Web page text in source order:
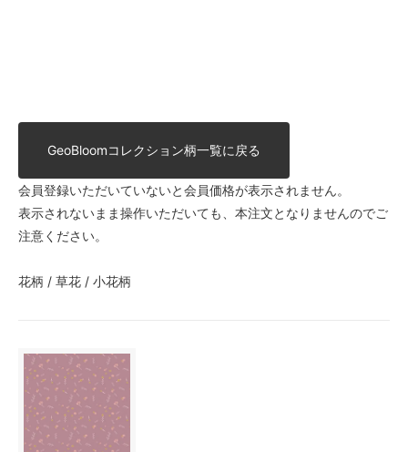
GeoBloomコレクション柄一覧に戻る
会員登録いただいていないと会員価格が表示されません。
表示されないまま操作いただいても、本注文となりませんのでご
注意ください。
花柄 / 草花 / 小花柄